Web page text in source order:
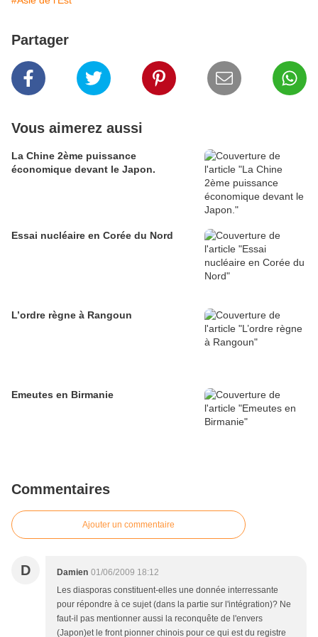
Partager
Vous aimerez aussi
La Chine 2ème puissance
économique devant le Japon.
Essai nucléaire en Corée du Nord
L’ordre règne à Rangoun
Emeutes en Birmanie
Commentaires
Ajouter un commentaire
D Damien 01/06/2009 18:12
Les diasporas constituent-elles une donnée interressante
pour répondre à ce sujet (dans la partie sur l'intégration)? Ne
faut-il pas mentionner aussi la reconquête de l'envers
(Japon)et le front pionner chinois pour ce qui est du registre